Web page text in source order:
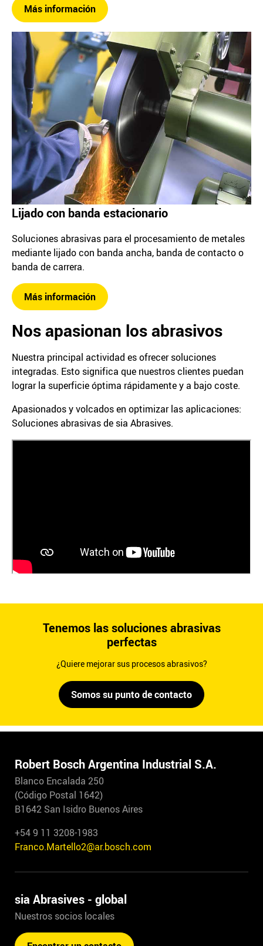
Más información
Lijado con banda estacionario
Soluciones abrasivas para el procesamiento de metales
mediante lijado con banda ancha, banda de contacto o
banda de carrera.
Más información
Nos apasionan los abrasivos
Nuestra principal actividad es ofrecer soluciones
integradas. Esto significa que nuestros clientes puedan
lograr la superficie óptima rápidamente y a bajo coste.
Apasionados y volcados en optimizar las aplicaciones:
Soluciones abrasivas de sia Abrasives.
Tenemos las soluciones abrasivas
perfectas
¿Quiere mejorar sus procesos abrasivos?
Somos su punto de contacto
Robert Bosch Argentina Industrial S.A.
Blanco Encalada 250
(Código Postal 1642)
B1642 San Isidro Buenos Aires
+54 9 11 3208-1983
Franco.Martello2@ar.bosch.com
sia Abrasives - global
Nuestros socios locales